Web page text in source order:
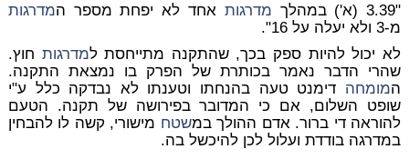
"3.39 (א') במהלך
מדרגות אחד לא יפחת מספר המדרגות
מ-3 ולא יעלה על 16".
לא יכול להיות ספק בכך, שהתקנה מתייחסת למדרגות חוץ.
שהרי הדבר נאמר בכותרת של הפרק בו נמצאת התקנה.
המומחה דימנט טעה בהנחתו וטענתו לא נבדקה כלל ע"י
שופט השלום, אם כי המדובר בפירושה של תקנה. הטעם
להוראה די ברור. אדם ההולך במשטח מישורי, קשה לו להבחין
במדרגה בודדת ועלול לכן להיכשל בה.